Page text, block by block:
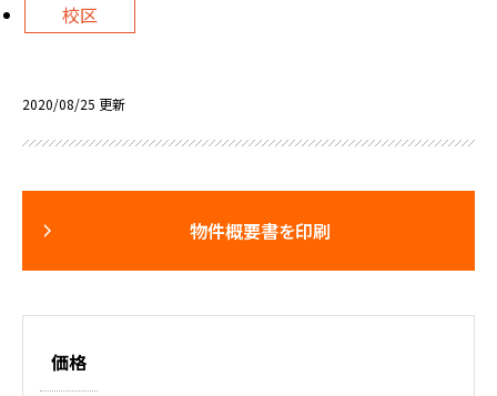
校区
2020/08/25 更新
物件概要書を印刷
価格